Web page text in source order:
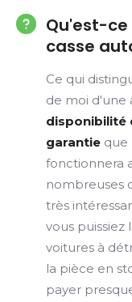
Qu'est-
casse
Ce qui
de moi d'une
disponibilité
garantie que
fonctionnera
nombreuses
très
vous puissiez
voitures à
la pièce en
payer